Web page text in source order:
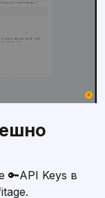
🔑API Keys в